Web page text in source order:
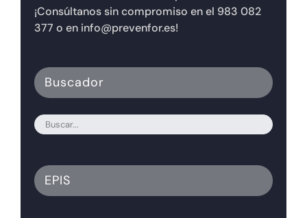
¡Consúltanos sin compromiso en el 983 082
377 o en info@prevenfor.es!
Buscador
EPIS